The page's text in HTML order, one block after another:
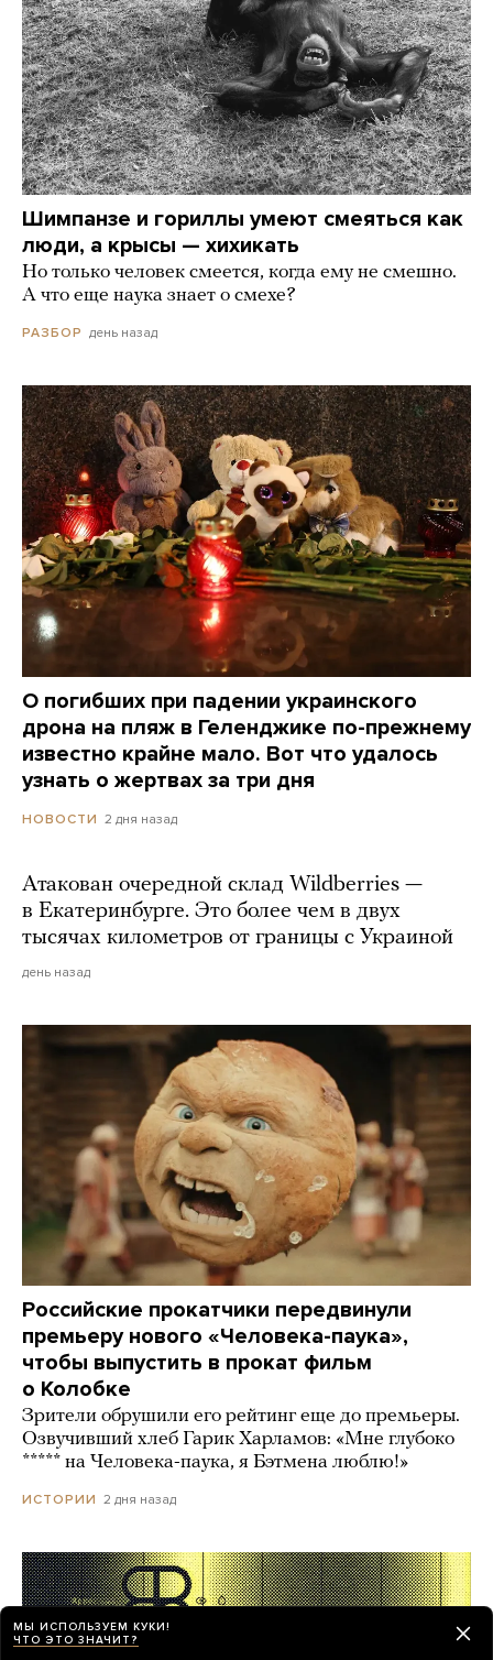
Шимпанзе и гориллы умеют смеяться как
люди, а крысы — хихикать
Но только человек смеется, когда ему не смешно.
А что еще наука знает о смехе?
РАЗБОР день назад
О погибших при падении украинского
дрона на пляж в Геленджике по-прежнему
известно крайне мало. Вот что удалось
узнать о жертвах за три дня
НОВОСТИ 2 дня назад
Атакован очередной склад Wildberries —
в Екатеринбурге. Это более чем в двух
тысячах километров от границы с Украиной
день назад
Российские прокатчики передвинули
премьеру нового «Человека-паука»,
чтобы выпустить в прокат фильм
о Колобке
Зрители обрушили его рейтинг еще до премьеры.
Озвучивший хлеб Гарик Харламов: «Мне глубоко
***** на Человека-паука, я Бэтмена люблю!»
ИСТОРИИ 2 дня назад
МЫ ИСПОЛЬЗУЕМ КУКИ!
ЧТО ЭТО ЗНАЧИТ?